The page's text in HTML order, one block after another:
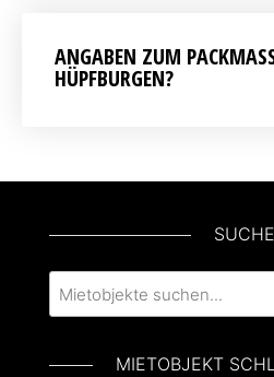
ANGABEN ZUM PACKMASS
ÜPFBURGEN?
SUCHE
MIETOBJEKT